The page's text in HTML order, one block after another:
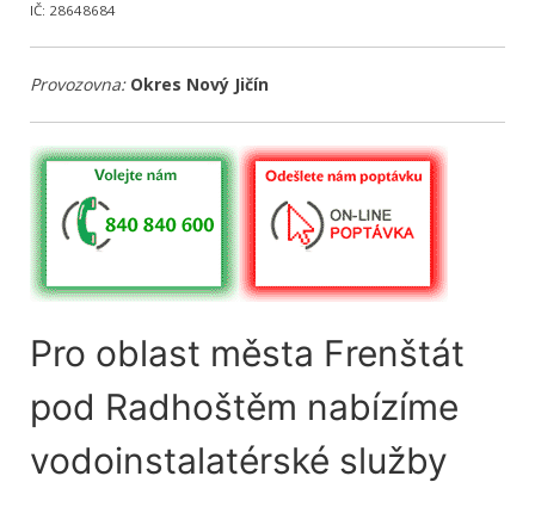
IČ: 28648684
Provozovna: Okres Nový Jičín
Pro oblast města Frenštát
pod Radhoštěm nabízíme
vodoinstalatérské služby